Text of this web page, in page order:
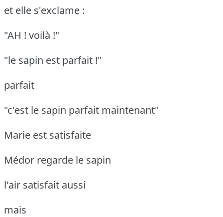
et elle s'exclame :
"AH ! voilà !"
"le sapin est parfait !"
parfait
"c'est le sapin parfait maintenant"
Marie est satisfaite
Médor regarde le sapin
l'air satisfait aussi
mais